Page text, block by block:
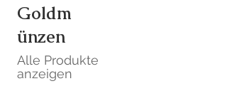
Goldm
ünzen
Alle Produkte
anzeigen